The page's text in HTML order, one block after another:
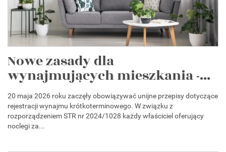
Nowe zasady dla
wynajmujących mieszkania -...
20 maja 2026 roku zaczęły obowiązywać unijne przepisy dotyczące
rejestracji wynajmu krótkoterminowego. W związku z
rozporządzeniem STR nr 2024/1028 każdy właściciel oferujący
noclegi za...